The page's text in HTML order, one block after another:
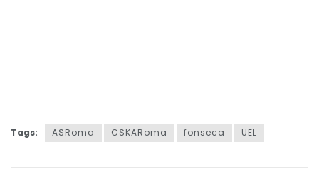
Tags: ASRoma CSKARoma fonseca UEL